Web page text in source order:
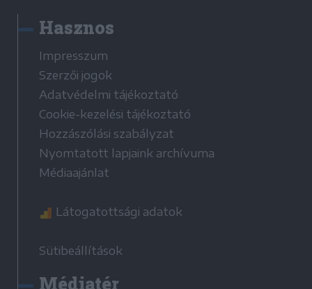
Hasznos
Impresszum
Szerzői jogok
Adatvédelmi tájékoztató
Cookie-kezelési tájékoztató
Hozzászólási szabályzat
Nyomtatott lapjaink archívuma
Médiaajánlat
Látogatottsági adatok
Sütibeállítások
Médiatér